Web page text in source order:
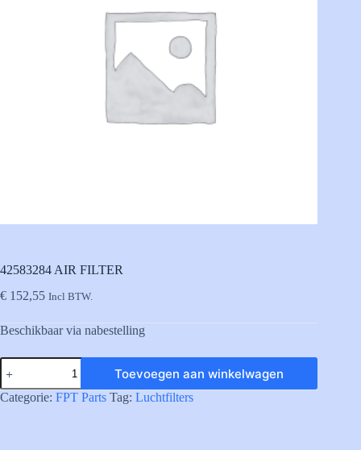
42583284 AIR FILTER
€ 152,55 Incl BTW.
Beschikbaar via nabestelling
42583284
AIR
FILTER
aantal
Toevoegen aan winkelwagen
Categorie: FPT Parts Tag: Luchtfilters